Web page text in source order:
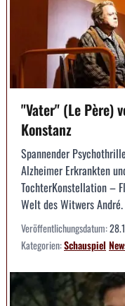
"Vater" (Le Père)
Konstanz
Spannender
Alzheimer Erkrankten
TochterKonstellation –
Welt des Witwers André.
Veröffentlichungsdatum:
Kategorien:Schauspiel